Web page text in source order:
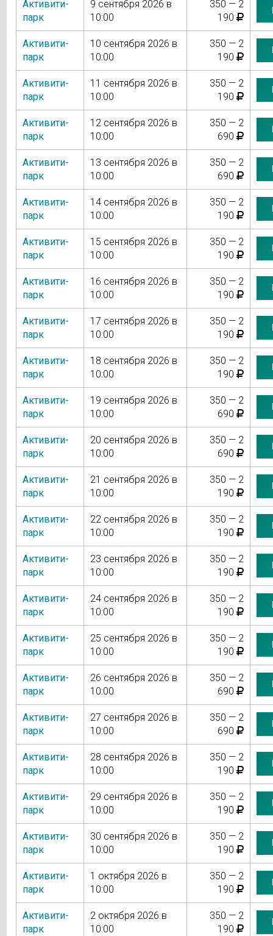
Активити-
парк
9 сентября 2026 в
10:00
350 — 2
190
Активити-
парк
10 сентября 2026 в
10:00
350 — 2
190
Активити-
парк
11 сентября 2026 в
10:00
350 — 2
190
Активити-
парк
12 сентября 2026 в
10:00
350 — 2
690
Активити-
парк
13 сентября 2026 в
10:00
350 — 2
690
Активити-
парк
14 сентября 2026 в
10:00
350 — 2
190
Активити-
парк
15 сентября 2026 в
10:00
350 — 2
190
Активити-
парк
16 сентября 2026 в
10:00
350 — 2
190
Активити-
парк
17 сентября 2026 в
10:00
350 — 2
190
Активити-
парк
18 сентября 2026 в
10:00
350 — 2
190
Активити-
парк
19 сентября 2026 в
10:00
350 — 2
690
Активити-
парк
20 сентября 2026 в
10:00
350 — 2
690
Активити-
парк
21 сентября 2026 в
10:00
350 — 2
190
Активити-
парк
22 сентября 2026 в
10:00
350 — 2
190
Активити-
парк
23 сентября 2026 в
10:00
350 — 2
190
Активити-
парк
24 сентября 2026 в
10:00
350 — 2
190
Активити-
парк
25 сентября 2026 в
10:00
350 — 2
190
Активити-
парк
26 сентября 2026 в
10:00
350 — 2
690
Активити-
парк
27 сентября 2026 в
10:00
350 — 2
690
Активити-
парк
28 сентября 2026 в
10:00
350 — 2
190
Активити-
парк
29 сентября 2026 в
10:00
350 — 2
190
Активити-
парк
30 сентября 2026 в
10:00
350 — 2
190
Активити-
парк
1 октября 2026 в
10:00
350 — 2
190
Активити-
парк
2 октября 2026 в
10:00
350 — 2
190